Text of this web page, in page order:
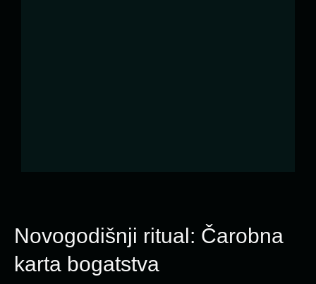
Novogodišnji ritual: Čarobna
karta bogatstva